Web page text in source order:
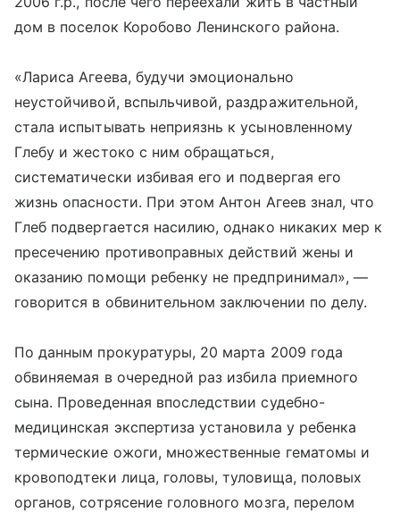
дом в поселок Коробово Ленинского района.
«Лариса Агеева, будучи эмоционально
неустойчивой, вспыльчивой, раздражительной,
стала испытывать неприязнь к усыновленному
Глебу и жестоко с ним обращаться,
систематически избивая его и подвергая его
жизнь опасности. При этом Антон Агеев знал, что
Глеб подвергается насилию, однако никаких мер к
пресечению противоправных действий жены и
оказанию помощи ребенку не предпринимал», —
говорится в обвинительном заключении по делу.
По данным прокуратуры, 20 марта 2009 года
обвиняемая в очередной раз избила приемного
сына. Проведенная впоследствии судебно-
медицинская экспертиза установила у ребенка
термические ожоги, множественные гематомы и
кровоподтеки лица, головы, туловища, половых
органов, сотрясение головного мозга, перелом